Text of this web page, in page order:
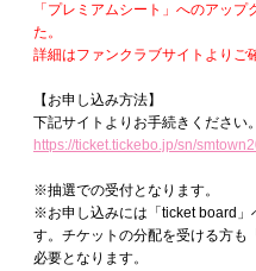
「プレミアムシート」へのアッ
た。
詳細はファンクラブサイトよりご
【お申し込み方法】
下記サイトよりお手続きください。
https://ticket.tickebo.jp/sn/
※抽選での受付となります。
※お申し込みには「ticket board」
す。チケットの分配を受ける方も
必要となります。